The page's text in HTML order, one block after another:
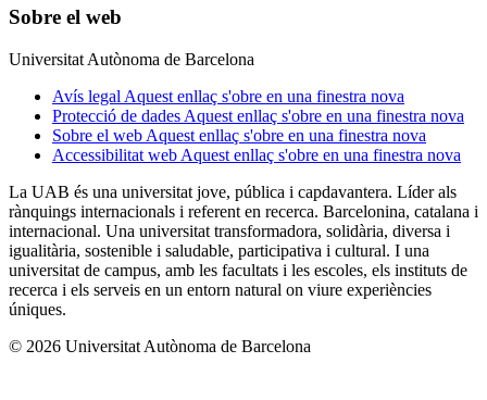
Sobre el web
Universitat Autònoma de Barcelona
Avís legal Aquest enllaç s'obre en una finestra nova
Protecció de dades Aquest enllaç s'obre en una finestra nova
Sobre el web Aquest enllaç s'obre en una finestra nova
Accessibilitat web Aquest enllaç s'obre en una finestra nova
La UAB és una universitat jove, pública i capdavantera. Líder als
rànquings internacionals i referent en recerca. Barcelonina, catalana i
internacional. Una universitat transformadora, solidària, diversa i
igualitària, sostenible i saludable, participativa i cultural. I una
universitat de campus, amb les facultats i les escoles, els instituts de
recerca i els serveis en un entorn natural on viure experiències
úniques.
© 2026 Universitat Autònoma de Barcelona